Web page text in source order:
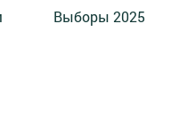
Выборы 2025